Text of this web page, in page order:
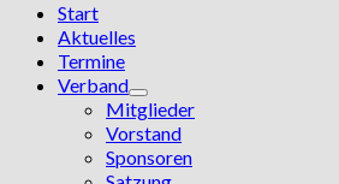
Start
Aktuelles
Termine
Verband
Mitglieder
Vorstand
Sponsoren